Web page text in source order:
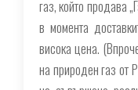
газ, който продава
в момента
висока цена.
на природен газ от